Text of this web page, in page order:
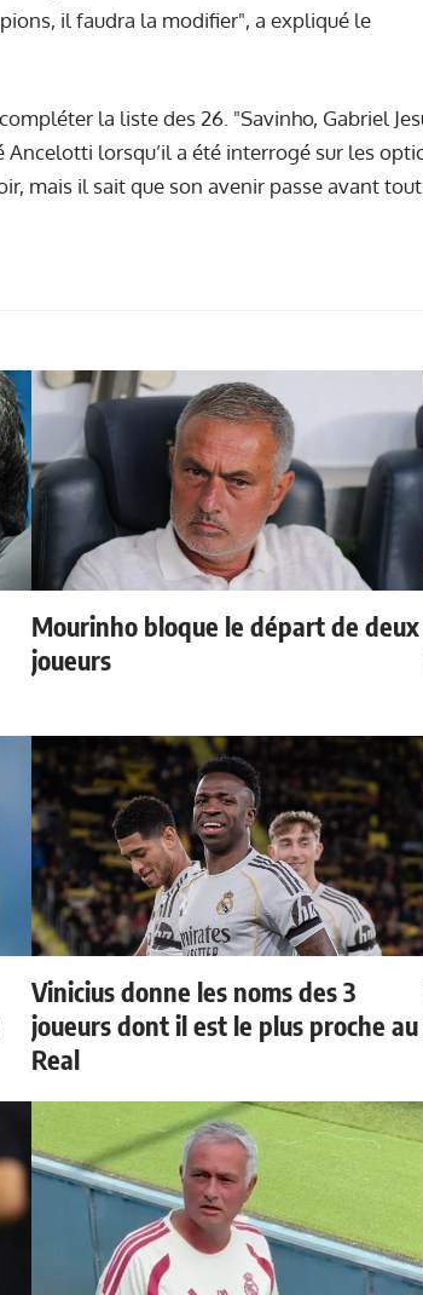
il faudra la modifier", a expliqué le
la liste des 26. "Savinho, Gabriel
lorsqu’il a été interrogé sur les
mais il sait que son avenir passe avant tout
Mourinho bloque le départ de deux
joueurs
Vinicius donne les noms des 3
joueurs dont il est le plus proche au
Real